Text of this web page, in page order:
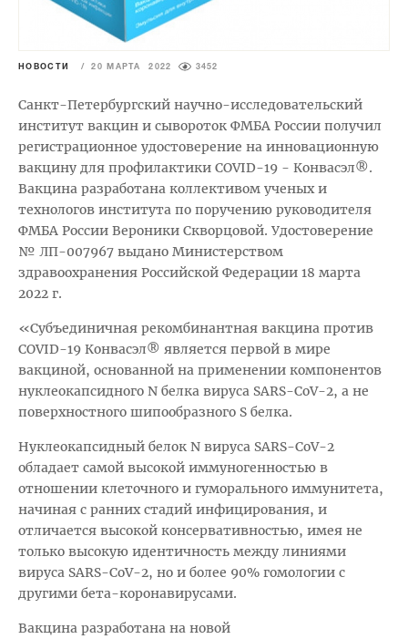
НОВОСТИ / 20 МАРТА 2022 3452
Санкт-Петербургский научно-исследовательский
институт вакцин и сывороток ФМБА России получил
регистрационное удостоверение на инновационную
вакцину для профилактики COVID-19 - Конвасэл®.
Вакцина разработана коллективом ученых и
технологов института по поручению руководителя
ФМБА России Вероники Скворцовой. Удостоверение
№ ЛП-007967 выдано Министерством
здравоохранения Российской Федерации 18 марта
2022 г.
«Субъединичная рекомбинантная вакцина против
COVID-19 Конвасэл® является первой в мире
вакциной, основанной на применении компонентов
нуклеокапсидного N белка вируса SARS-CoV-2, а не
поверхностного шипообразного S белка.
Нуклеокапсидный белок N вируса SARS-CoV-2
обладает самой высокой иммуногенностью в
отношении клеточного и гуморального иммунитета,
начиная с ранних стадий инфицирования, и
отличается высокой консервативностью, имея не
только высокую идентичность между линиями
вируса SARS-CoV-2, но и более 90% гомологии с
другими бета-коронавирусами.
Вакцина разработана на новой